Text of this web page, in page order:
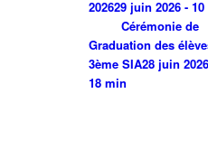
202629 juin 2026 -
Cérémonie de
Graduation des
3ème SIA28 juin
18 min